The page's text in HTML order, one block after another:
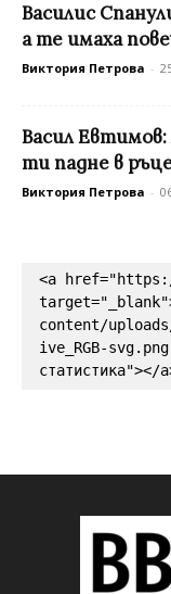
Василис
а те имаха
Виктория Петрова -
Васил
ти падне в
Виктория Петрова -
<a
content/
ive_RGB-
статистика"></